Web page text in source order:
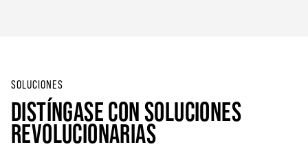
SOLUCIONES
DISTÍNGASE CON SOLUCIONES
REVOLUCIONARIAS